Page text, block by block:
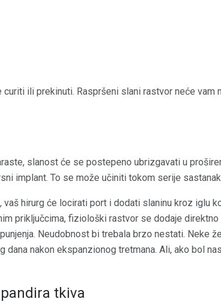
ili prekinuti. Raspršeni slani rastvor neće vam
slanost će se postepeno ubrizgavati u
implant. To se može učiniti tokom serije
hirurg će locirati port i dodati slaninu kroz iglu
priključcima, fiziološki rastvor se dodaje direktno
Neudobnost bi trebala brzo nestati. Neke
dana nakon ekspanzionog tretmana. Ali, ako bol
tkiva